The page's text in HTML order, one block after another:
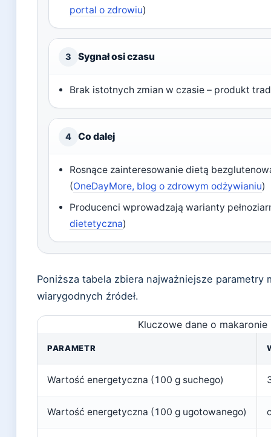
portal o zdrowiu)
3 Sygnał osi czasu
Brak istotnych zmian w czasie – produkt
4 Co dalej
Rosnące zainteresowanie dietą
(OneDayMore, blog o zdrowym odżywianiu)
Producenci wprowadzają warianty
dietetyczna)
Poniższa tabela zbiera najważniejsze parametry
wiarygodnych źródeł.
Kluczowe dane o
PARAMETR
Wartość energetyczna (100 g suchego)
Wartość energetyczna (100 g ugotowanego)